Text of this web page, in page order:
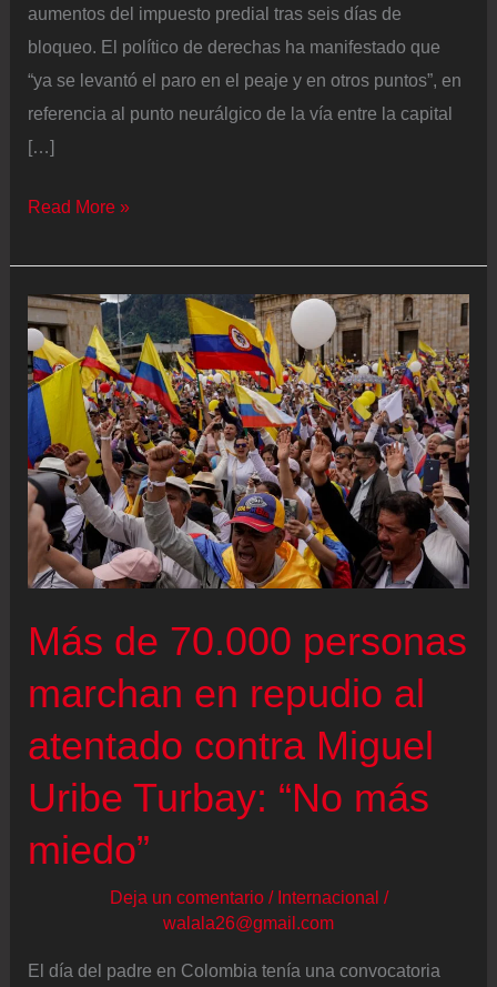
aumentos del impuesto predial tras seis días de
bloqueo. El político de derechas ha manifestado que
“ya se levantó el paro en el peaje y en otros puntos”, en
referencia al punto neurálgico de la vía entre la capital
[…]
Los
de
Santander
levantan
el
paro
por
el
predial
tras
seis
de
Read More »
Más de 70.000 personas
marchan en repudio al
atentado contra Miguel
Uribe Turbay: “No más
miedo”
Deja un comentario / Internacional /
walala26@gmail.com
El día del padre en Colombia tenía una convocatoria